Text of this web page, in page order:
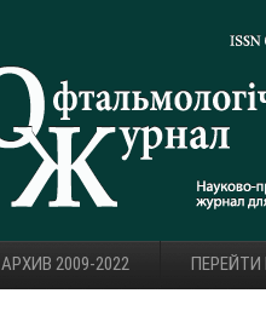
АРХИВ 2009-2022